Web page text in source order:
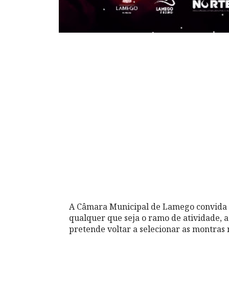
A Câmara Municipal de Lamego
qualquer que seja o ramo de
pretende voltar a selecionar as